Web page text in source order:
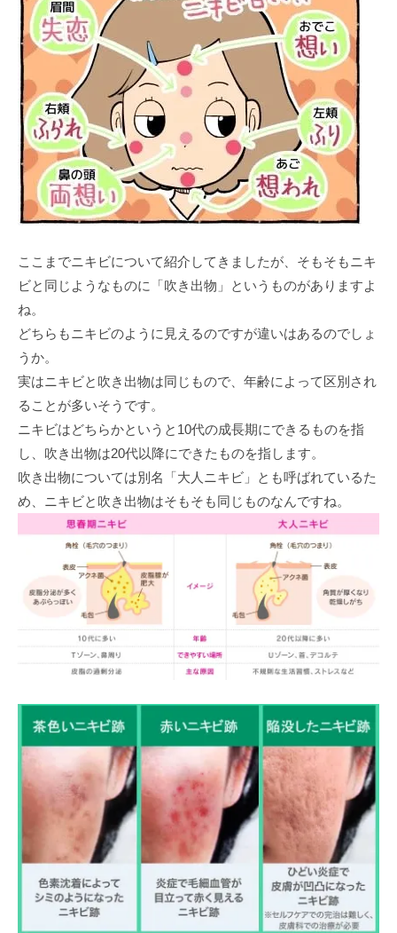
ここまでニキビについて紹介してきましたが、そもそもニキ
ビと同じようなものに「吹き出物」というものがありますよ
ね。
どちらもニキビのように見えるのですが違いはあるのでしょ
うか。
実はニキビと吹き出物は同じもので、年齢によって区別され
ることが多いそうです。
ニキビはどちらかというと10代の成長期にできるものを指
し、吹き出物は20代以降にできたものを指します。
吹き出物については別名「大人ニキビ」とも呼ばれているた
め、ニキビと吹き出物はそもそも同じものなんですね。